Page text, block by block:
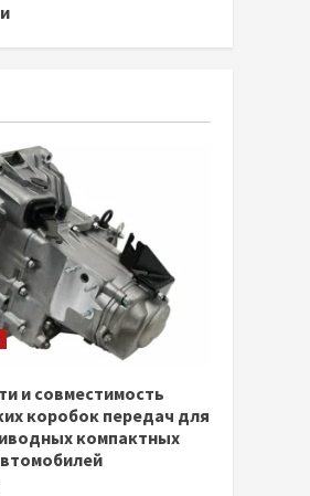
и совместимость
коробок передач для
компактных